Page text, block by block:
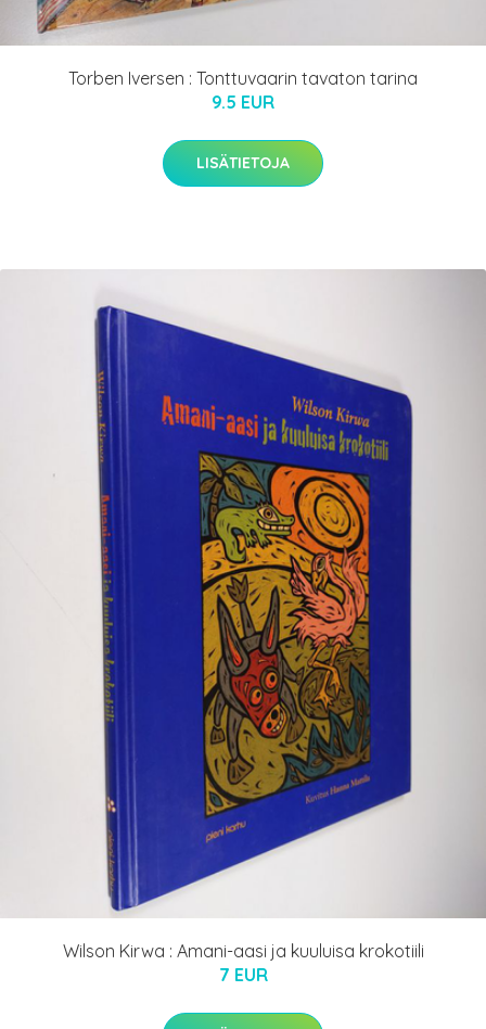
Torben Iversen : Tonttuvaarin tavaton tarina
9.5 EUR
LISÄTIETOJA
Wilson Kirwa : Amani-aasi ja kuuluisa krokotiili
7 EUR